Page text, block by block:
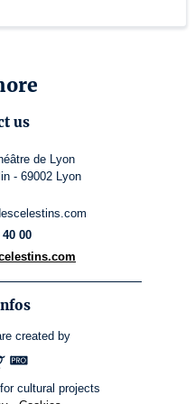
us
de Lyon
- 69002 Lyon
00
created by
cultural projects